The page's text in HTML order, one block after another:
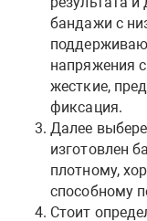
бандажи с
напряжения
жесткие,
фиксация.
Далее
изготовлен
плотному,
способному
Стоит